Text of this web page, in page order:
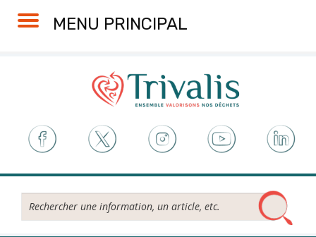
MENU PRINCIPAL
Rechercher...